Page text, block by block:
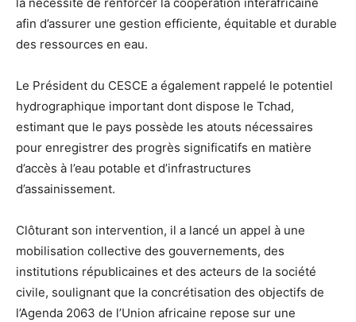
la nécessité de renforcer la coopération interafricaine
afin d’assurer une gestion efficiente, équitable et durable
des ressources en eau.
Le Président du CESCE a également rappelé le potentiel
hydrographique important dont dispose le Tchad,
estimant que le pays possède les atouts nécessaires
pour enregistrer des progrès significatifs en matière
d’accès à l’eau potable et d’infrastructures
d’assainissement.
Clôturant son intervention, il a lancé un appel à une
mobilisation collective des gouvernements, des
institutions républicaines et des acteurs de la société
civile, soulignant que la concrétisation des objectifs de
l’Agenda 2063 de l’Union africaine repose sur une